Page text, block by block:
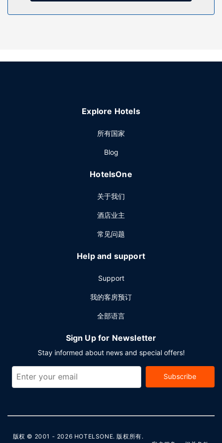
您可以去服务基姆里湖景度假村及会议中心住客的Seagulls
Explore Hotels
所有国家
Blog
HotelsOne
关于我们
酒店业主
常见问题
Help and support
Support
我的客房预订
全部语言
Sign Up for Newsletter
Stay informed about news and special offers!
Subscribe
版权 © 2001 - 2026 HOTELSONE. 版权所有.